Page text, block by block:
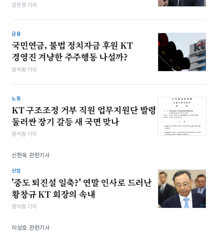
강은경 기자
금융
국민연금, 불법 정치자금 후원 KT
경영진 겨냥한 주주행동 나설까?
장익창 기자
노동
KT 구조조정 거부 직원 업무지원단 발령
둘러싼 장기 갈등 새 국면 맞나
장익창 기자
신현옥 관련기사
산업
'중도 퇴진설 일축?' 연말 인사로 드러난
황창규 KT 회장의 속내
장익창 기자
이상호 관련기사